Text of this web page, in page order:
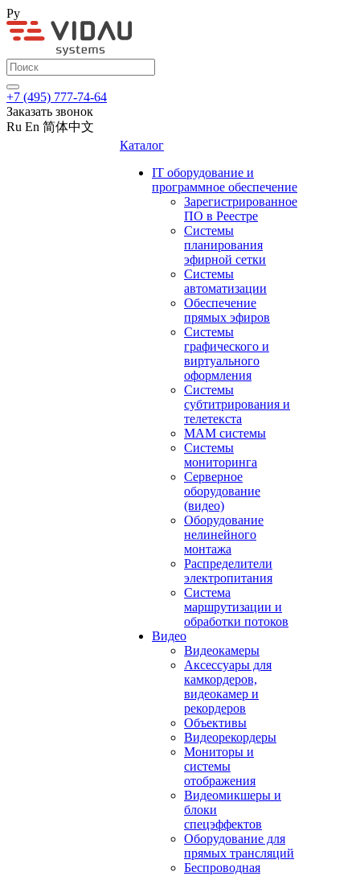
Ру
+7 (495) 777-74-64
Заказать звонок
Ru En 简体中文
Каталог
IT оборудование и
программное обеспечение
Зарегистрированное
ПО в Реестре
Системы
планирования
эфирной сетки
Системы
автоматизации
Обеспечение
прямых эфиров
Системы
графического и
виртуального
оформления
Системы
субтитрирования и
телетекста
MAM системы
Системы
мониторинга
Серверное
оборудование
(видео)
Оборудование
нелинейного
монтажа
Распределители
электропитания
Система
маршрутизации и
обработки потоков
Видео
Видеокамеры
Аксессуары для
камкордеров,
видеокамер и
рекордеров
Объективы
Видеорекордеры
Мониторы и
системы
отображения
Видеомикшеры и
блоки
спецэффектов
Оборудование для
прямых трансляций
Беспроводная